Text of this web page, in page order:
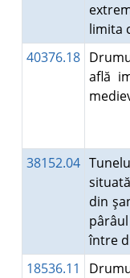
limita
40376.18
află
38152.04
din
între
18536.11